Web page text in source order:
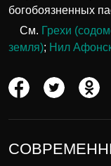
богобоязненных
См. Грехи
земля); Нил